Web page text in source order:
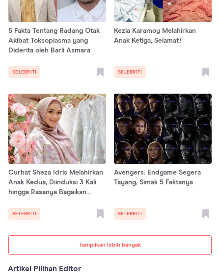
Tampilkan lebih banyak
5 Fakta Tentang Radang Otak
Akibat Toksoplasma yang
Diderita oleh Barli Asmara
SELEBRITI
Kezia Karamoy Melahirkan
Anak Ketiga, Selamat!
SELEBRITI
Curhat Sheza Idris Melahirkan
Anak Kedua, Diinduksi 3 Kali
hingga Rasanya Bagaikan
SELEBRITI
Avengers: Endgame Segera
Tayang, Simak 5 Faktanya
SELEBRITI
Artikel Pilihan Editor